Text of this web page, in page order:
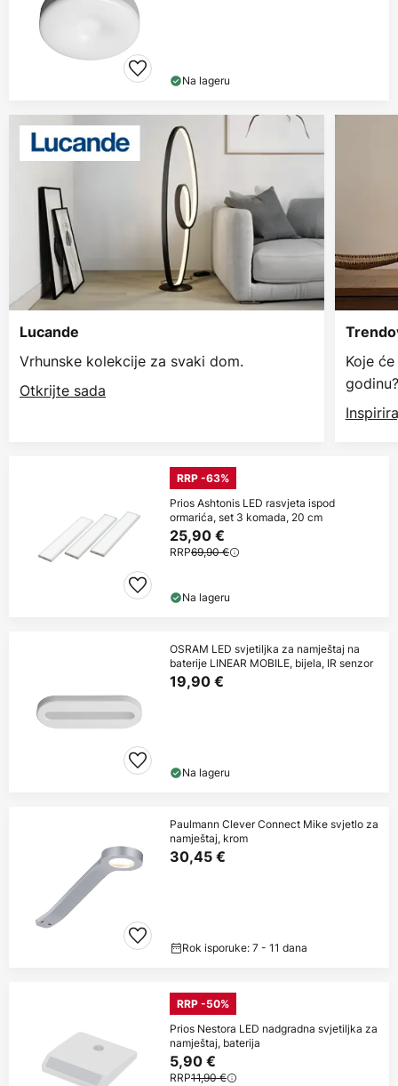
Na lageru
Lucande
Vrhunske kolekcije za svaki dom.
Otkrijte sada
Koje
godinu?
RRP -63%
Prios Ashtonis LED rasvjeta ispod
ormarića, set 3 komada, 20 cm
25,90 €
RRP69,90 €
Na lageru
OSRAM LED svjetiljka za namještaj na
baterije LINEAR MOBILE, bijela, IR senzor
19,90 €
Na lageru
Paulmann Clever Connect Mike svjetlo za
namještaj, krom
30,45 €
Rok isporuke: 7 - 11 dana
RRP -50%
Prios Nestora LED nadgradna svjetiljka za
namještaj, baterija
5,90 €
RRP11,90 €